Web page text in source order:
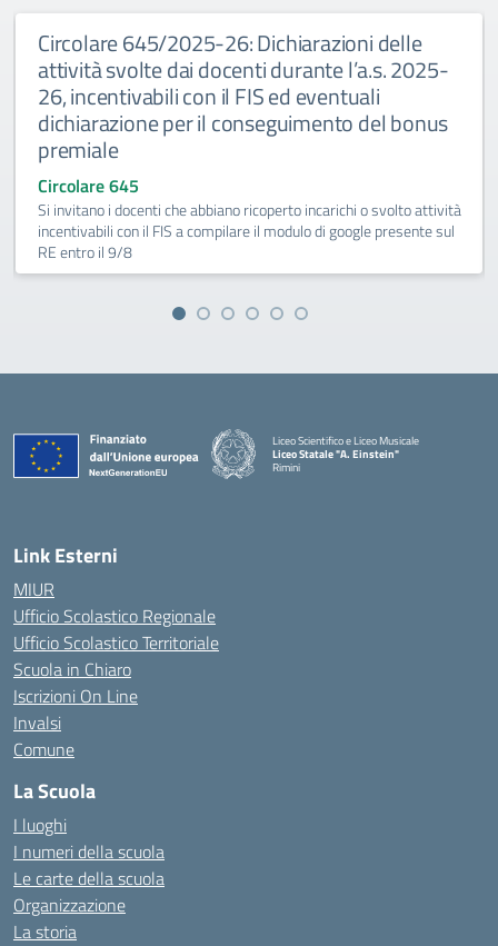
Circolare 645/2025-26: Dichiarazioni delle
attività svolte dai docenti durante l’a.s. 2025-
26, incentivabili con il FIS ed eventuali
dichiarazione per il conseguimento del bonus
premiale
Circolare 645
Si invitano i docenti che abbiano ricoperto incarichi o svolto attività
incentivabili con il FIS a compilare il modulo di google presente sul
RE entro il 9/8
Liceo Scientifico e Liceo Musicale
Liceo Statale "A. Einstein"
Rimini
Link Esterni
MIUR
Ufficio Scolastico Regionale
Ufficio Scolastico Territoriale
Scuola in Chiaro
Iscrizioni On Line
Invalsi
Comune
La Scuola
I luoghi
I numeri della scuola
Le carte della scuola
Organizzazione
La storia